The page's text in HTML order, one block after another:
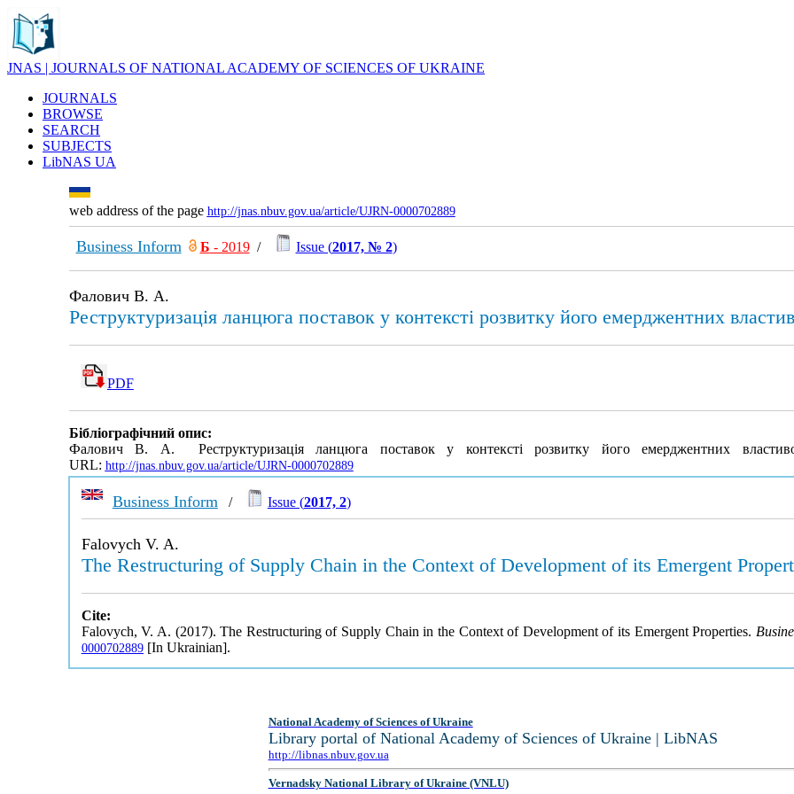
JNAS | JOURNALS OF NATIONAL ACADEMY OF SCIENCES OF UKRAINE
JOURNALS
BROWSE
SEARCH
SUBJECTS
LibNAS UA
web address of the page http://jnas.nbuv.gov.ua/article/UJRN-0000702889
Business Inform Б - 2019/ Issue (2017, № 2)
Фалович В. А.
Реструктуризація ланцюга поставок у контексті розвитку його емерджентних
PDF
Бібліографічний опис:
Фалович В. А. Реструктуризація ланцюга поставок у контексті розвитку його емерджентних
URL: http://jnas.nbuv.gov.ua/article/UJRN-0000702889
Business Inform / Issue (2017, 2)
Falovych V. A.
The Restructuring of Supply Chain in the Context of Development of its Emergent
Cite:
Falovych, V. A. (2017). The Restructuring of Supply Chain in the Context of Development of its Emergent Properties.
0000702889[In Ukrainian].
National Academy of Sciences of Ukraine
Library portal of National Academy of Sciences of Ukraine | LibNAS
http://libnas.nbuv.gov.ua
Vernadsky National Library of Ukraine (VNLU)